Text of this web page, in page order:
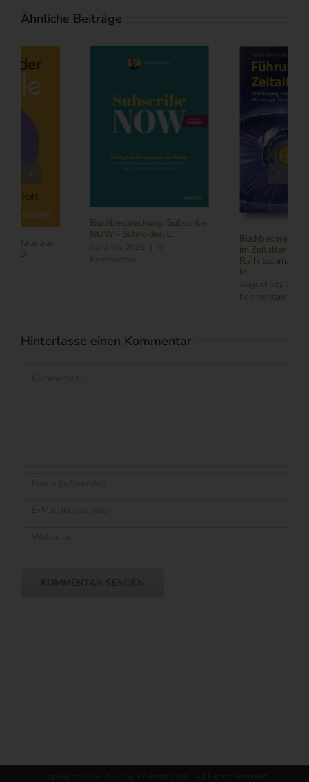
Ähnliche Beiträge
Buchbesprechung: Subscribe
NOW – Schneider, L.
Juli 24th, 2026
Kommentare
Buchbesprechung: Führung
im Zeitalter von KI – Butler,
R./ Nitschmann, J./ Becking,
|
Hinterlasse einen Kommentar